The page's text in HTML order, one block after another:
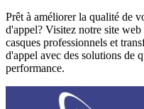
Prêt à améliorer la qualité de
d'appel? Visitez notre site
casques professionnels et
d'appel avec des solutions de
performance.